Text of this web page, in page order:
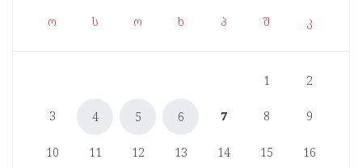
ო ს ო ხ პ შ კ
1 2
3 4 5 6 7 8 9
10 11 12 13 14 15 16